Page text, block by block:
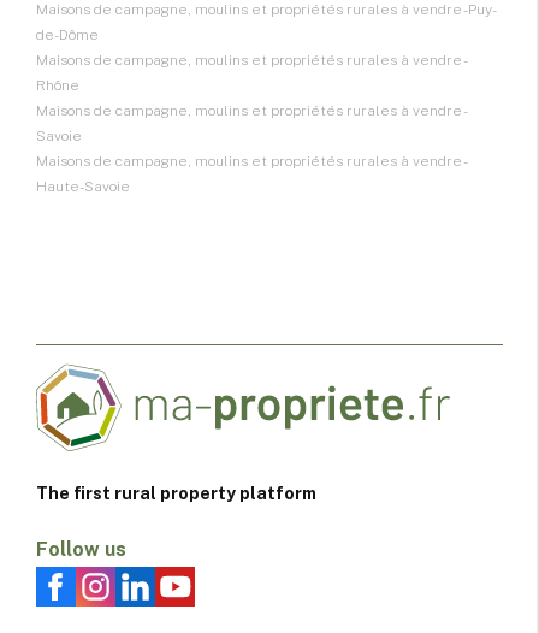
Maisons de campagne, moulins et propriétés rurales à vendre - Puy-
de-Dôme
Maisons de campagne, moulins et propriétés rurales à vendre -
Rhône
Maisons de campagne, moulins et propriétés rurales à vendre -
Savoie
Maisons de campagne, moulins et propriétés rurales à vendre -
Haute-Savoie
The first rural property platform
Follow us